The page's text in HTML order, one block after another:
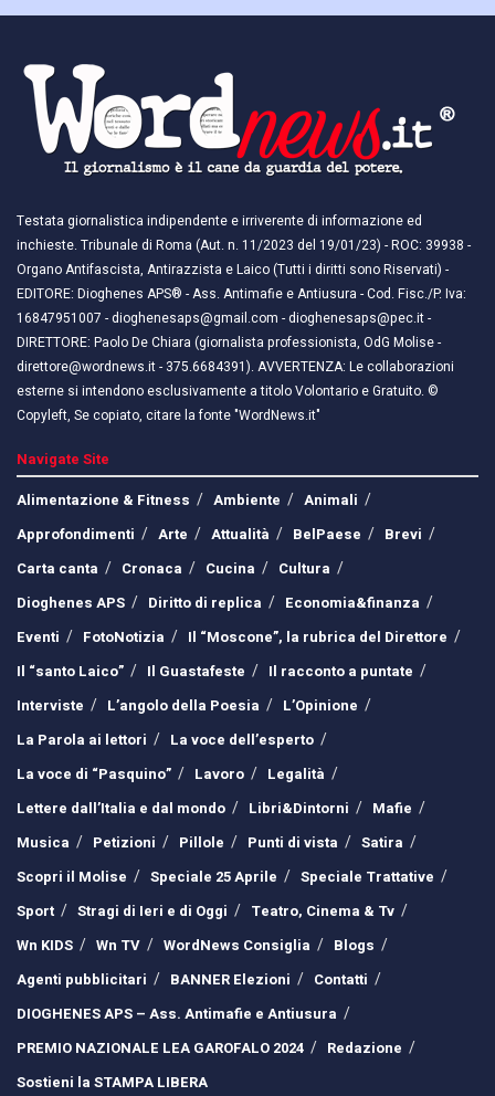
Testata giornalistica indipendente e irriverente di informazione ed
inchieste. Tribunale di Roma (Aut. n. 11/2023 del 19/01/23) - ROC: 39938 -
Organo Antifascista, Antirazzista e Laico (Tutti i diritti sono Riservati) -
EDITORE: Dioghenes APS® - Ass. Antimafie e Antiusura - Cod. Fisc./P. Iva:
16847951007 - dioghenesaps@gmail.com - dioghenesaps@pec.it - ​​
DIRETTORE: Paolo De Chiara (giornalista professionista, OdG Molise -
direttore@wordnews.it - ​​375.6684391). AVVERTENZA: Le collaborazioni
esterne si intendono esclusivamente a titolo Volontario e Gratuito. ©
Copyleft, Se copiato, citare la fonte "WordNews.it"
Navigate Site
Alimentazione & Fitness
Ambiente
Animali
Approfondimenti
Arte Attualità BelPaese
Brevi
Carta canta
Cronaca Cucina
Cultura
Dioghenes APS
Diritto di replica
Economia&finanza
Eventi
FotoNotizia
Il “Moscone”, la rubrica del Direttore
Il “santo Laico”
Il Guastafeste
Il racconto a puntate
Interviste
L’angolo della Poesia
L’Opinione
La Parola ai lettori
La voce dell’esperto
La voce di “Pasquino”
Lavoro
Legalità
Lettere dall’Italia e dal mondo
Libri&Dintorni
Mafie
Musica
Petizioni Pillole Punti di vista
Satira
Scopri il Molise
Speciale 25 Aprile
Speciale Trattative
Sport
Stragi di Ieri e di Oggi
Teatro, Cinema & Tv
Wn KIDS
Wn TV WordNews Consiglia
Blogs
Agenti pubblicitari
BANNER Elezioni
Contatti
DIOGHENES APS – Ass. Antimafie e Antiusura
PREMIO NAZIONALE LEA GAROFALO 2024
Redazione
Sostieni la STAMPA LIBERA